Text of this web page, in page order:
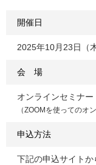
開催日
2025年10月23日（
会 場
オンラインセミナー
（ZOOMを使ってのオ
申込方法
下記の申込サイトか